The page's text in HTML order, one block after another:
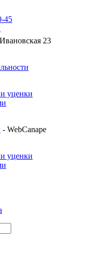
45
23
уценки
- WebCanape
уценки